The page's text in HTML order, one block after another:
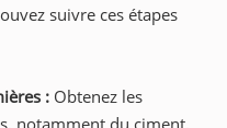
suivre ces étapes
: Obtenez les